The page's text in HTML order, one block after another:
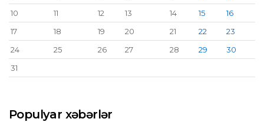
10
11 12 13 14 15
16
17
18 19 20 21 22
23
24
25 26 27 28 29
30
31
Populyar xəbərlər